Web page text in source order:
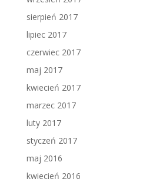
sierpień 2017
lipiec 2017
czerwiec 2017
maj 2017
kwiecień 2017
marzec 2017
luty 2017
styczeń 2017
maj 2016
kwiecień 2016